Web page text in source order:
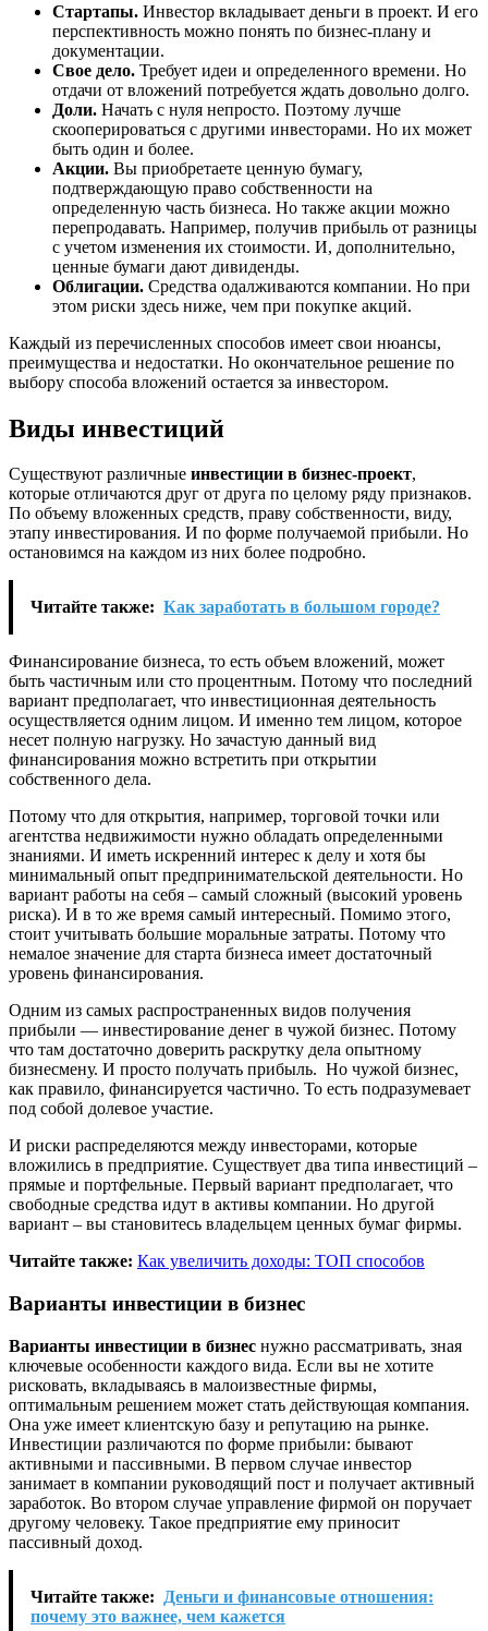
Стартапы. Инвестор вкладывает деньги в проект. И его
перспективность можно понять по бизнес-плану и
документации.
Свое дело. Требует идеи и определенного времени. Но
отдачи от вложений потребуется ждать довольно долго.
Доли. Начать с нуля непросто. Поэтому лучше
скооперироваться с другими инвесторами. Но их может
быть один и более.
Акции. Вы приобретаете ценную бумагу,
подтверждающую право собственности на
определенную часть бизнеса. Но также акции можно
перепродавать. Например, получив прибыль от разницы
с учетом изменения их стоимости. И, дополнительно,
ценные бумаги дают дивиденды.
Облигации. Средства одалживаются компании. Но при
этом риски здесь ниже, чем при покупке акций.
Каждый из перечисленных способов имеет свои нюансы,
преимущества и недостатки. Но окончательное решение по
выбору способа вложений остается за инвестором.
Виды инвестиций
Существуют различные инвестиции в бизнес-проект,
которые отличаются друг от друга по целому ряду признаков.
По объему вложенных средств, праву собственности, виду,
этапу инвестирования. И по форме получаемой прибыли. Но
остановимся на каждом из них более подробно.
Читайте также: Как заработать в большом городе?
Финансирование бизнеса, то есть объем вложений, может
быть частичным или сто процентным. Потому что последний
вариант предполагает, что инвестиционная деятельность
осуществляется одним лицом. И именно тем лицом, которое
несет полную нагрузку. Но зачастую данный вид
финансирования можно встретить при открытии
собственного дела.
Потому что для открытия, например, торговой точки или
агентства недвижимости нужно обладать определенными
знаниями. И иметь искренний интерес к делу и хотя бы
минимальный опыт предпринимательской деятельности. Но
вариант работы на себя – самый сложный (высокий уровень
риска). И в то же время самый интересный. Помимо этого,
стоит учитывать большие моральные затраты. Потому что
немалое значение для старта бизнеса имеет достаточный
уровень финансирования.
Одним из самых распространенных видов получения
прибыли — инвестирование денег в чужой бизнес. Потому
что там достаточно доверить раскрутку дела опытному
бизнесмену. И просто получать прибыль. Но чужой бизнес,
как правило, финансируется частично. То есть подразумевает
под собой долевое участие.
И риски распределяются между инвесторами, которые
вложились в предприятие. Существует два типа инвестиций –
прямые и портфельные. Первый вариант предполагает, что
свободные средства идут в активы компании. Но другой
вариант – вы становитесь владельцем ценных бумаг фирмы.
Читайте также: Как увеличить доходы: ТОП способов
Варианты инвестиции в бизнес
Варианты инвестиции в бизнес нужно рассматривать, зная
ключевые особенности каждого вида. Если вы не хотите
рисковать, вкладываясь в малоизвестные фирмы,
оптимальным решением может стать действующая компания.
Она уже имеет клиентскую базу и репутацию на рынке.
Инвестиции различаются по форме прибыли: бывают
активными и пассивными. В первом случае инвестор
занимает в компании руководящий пост и получает активный
заработок. Во втором случае управление фирмой он поручает
другому человеку. Такое предприятие ему приносит
пассивный доход.
Читайте также:
Деньги и финансовые отношения:
почему это важнее, чем кажется